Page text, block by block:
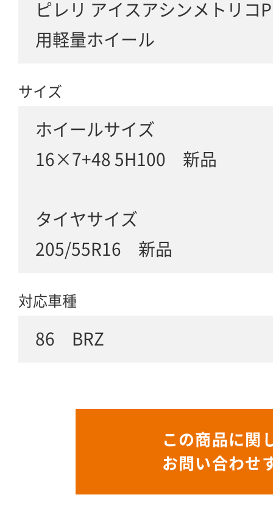
ピレリ アイスアシンメトリ
用軽量ホイール
サイズ
ホイールサイズ
16×7+48 5H100 新品
タイヤサイズ
205/55R16 新品
対応車種
86 BRZ
この商品に関
お問い合わせ